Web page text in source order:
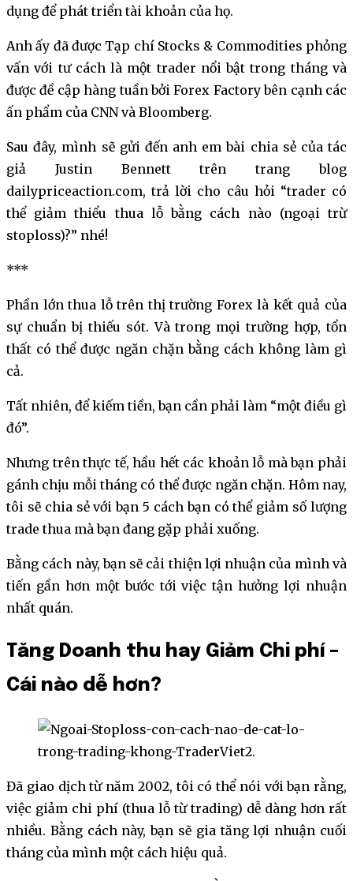
dụng để phát triển tài khoản của họ.
Anh ấy đã được Tạp chí Stocks & Commodities phỏng
vấn với tư cách là một trader nổi bật trong tháng và
được đề cập hàng tuần bởi Forex Factory bên cạnh các
ấn phẩm của CNN và Bloomberg.
Sau đây, mình sẽ gửi đến anh em bài chia sẻ của tác
giả Justin Bennett trên trang blog
dailypriceaction.com, trả lời cho câu hỏi “trader có
thể giảm thiểu thua lỗ bằng cách nào (ngoại trừ
stoploss)?” nhé!
***
Phần lớn thua lỗ trên thị trường Forex là kết quả của
sự chuẩn bị thiếu sót. Và trong mọi trường hợp, tổn
thất có thể được ngăn chặn bằng cách không làm gì
cả.
Tất nhiên, để kiếm tiền, bạn cần phải làm “một điều gì
đó”.
Nhưng trên thực tế, hầu hết các khoản lỗ mà bạn phải
gánh chịu mỗi tháng có thể được ngăn chặn. Hôm nay,
tôi sẽ chia sẻ với bạn 5 cách bạn có thể giảm số lượng
trade thua mà bạn đang gặp phải xuống.
Bằng cách này, bạn sẽ cải thiện lợi nhuận của mình và
tiến gần hơn một bước tới việc tận hưởng lợi nhuận
nhất quán.
Tăng Doanh thu hay Giảm Chi phí –
Cái nào dễ hơn?
Đã giao dịch từ năm 2002, tôi có thể nói với bạn rằng,
việc giảm chi phí (thua lỗ từ trading) dễ dàng hơn rất
nhiều. Bằng cách này, bạn sẽ gia tăng lợi nhuận cuối
tháng của mình một cách hiệu quả.